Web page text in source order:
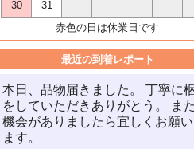
30
31
赤色の日は休業日です
最近の到着レポート
本日、品物届きました。 丁寧に
をしていただきありがとう。 また
機会がありましたら宜しくお願い
ます。